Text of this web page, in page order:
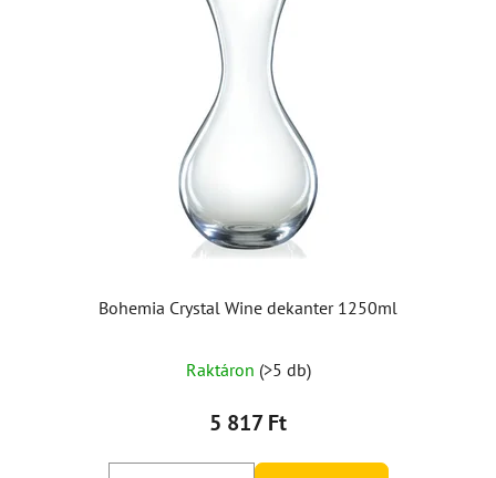
Bohemia Crystal Wine dekanter 1250ml
Raktáron (>5 db)
5 817 Ft